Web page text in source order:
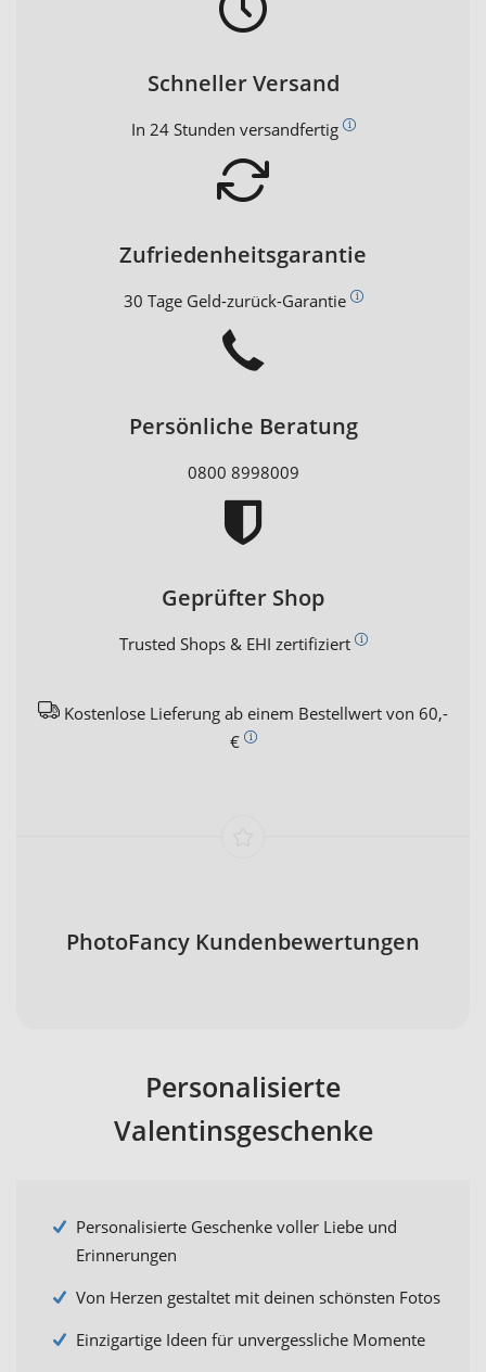
Schneller Versand
In 24 Stunden versandfertig
Zufriedenheitsgarantie
30 Tage Geld-zurück-Garantie
Persönliche Beratung
0800 8998009
Geprüfter Shop
Trusted Shops & EHI zertifiziert
Kostenlose Lieferung ab einem Bestellwert von 60,-
€
PhotoFancy Kundenbewertungen
Personalisierte
Valentinsgeschenke
Personalisierte Geschenke voller Liebe und
Erinnerungen
Von Herzen gestaltet mit deinen schönsten Fotos
Einzigartige Ideen für unvergessliche Momente